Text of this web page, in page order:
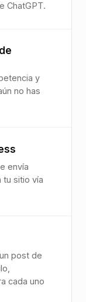
ChatGPT.
y
no has
envía
tu sitio vía
post de
cada uno